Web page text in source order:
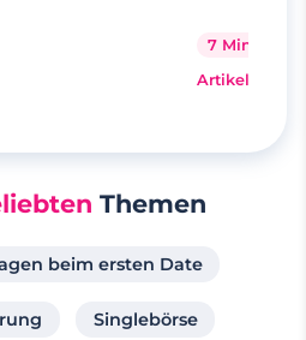
7 Minuten
Artikel lesen
Themen
beim ersten Date
Singlebörse